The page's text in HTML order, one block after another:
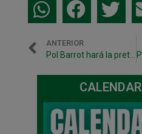
ANTERIOR
Pol Barrot hará la pretemporada con Osasuna Magna